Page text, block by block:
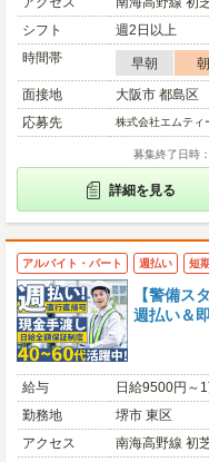
シフト
週2日以上
時間帯
早朝 朝
面接地
大阪市 都島区
応募先
株式会社エムテ
募集終了日時
詳細を見る
アルバイト・パート 週払い 短期
【警備ス
週払い＆
給与
日給9500円～
勤務地
堺市 東区
アクセス
南海高野線 初